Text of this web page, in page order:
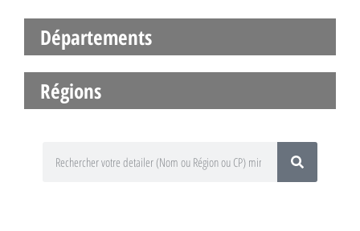
Départements
Régions